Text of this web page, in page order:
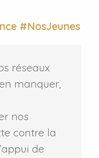
#NosJeunes
réseaux
manquer,
nos
contre la
de